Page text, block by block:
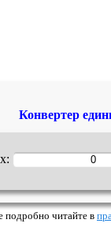
Конвертер
подробно читайте в